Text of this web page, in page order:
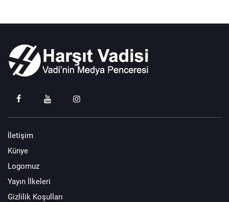
İletişim
Künye
Logomuz
Yayın İlkeleri
Gizlilik Koşulları